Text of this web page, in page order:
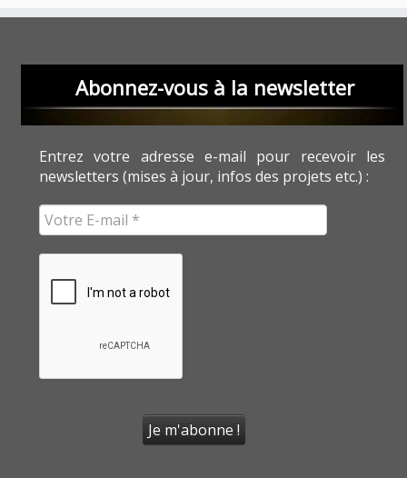
Abonnez-vous à la newsletter
Entrez votre adresse e-mail pour recevoir les
newsletters (mises à jour, infos des projets etc.) :